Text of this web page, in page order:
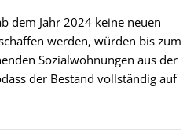
dem Jahr 2024 keine neuen
werden, würden bis zum
Sozialwohnungen aus der
der Bestand vollständig auf